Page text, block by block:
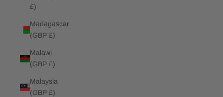
£)
Madagascar
(GBP £)
Malawi
(GBP £)
Malaysia
(GBP £)